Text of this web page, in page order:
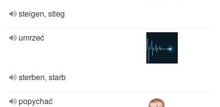
steigen, stieg
umrzeć
sterben, starb
popychać